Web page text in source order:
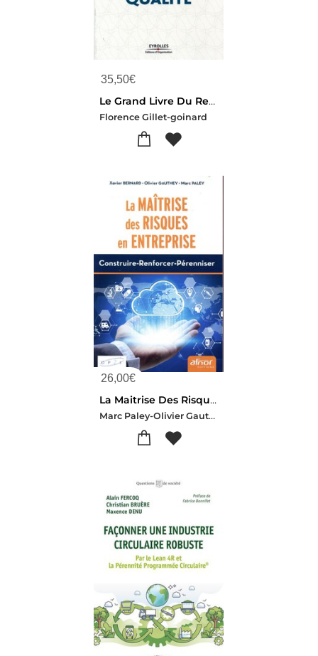
35,50€
Le Grand Livre Du Responsable Qualite
Florence Gillet-goinard
26,00€
La Maitrise Des Risques En Entreprise
Marc Paley-Olivier Gauthey-Xavier Bernard